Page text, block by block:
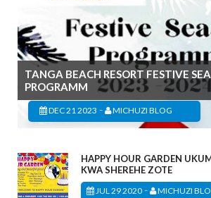
TANGA BEACH RESORT FESTIVE
PROGRAMM
DEC 21 2023 - MICHUZI BLOG
HAPPY HOUR GARDEN
KWA SHEREHE ZOTE
JUL 29 2020 - MICHUZI